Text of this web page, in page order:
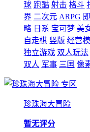
球 跑酷 射击 格斗
界 二次元 ARPG
略 日系 宝可梦 美
自走棋 竖版 经营
独立游戏 双人玩法
双人 军事 三国 像
专区
珍珠海大冒险
暂无评分